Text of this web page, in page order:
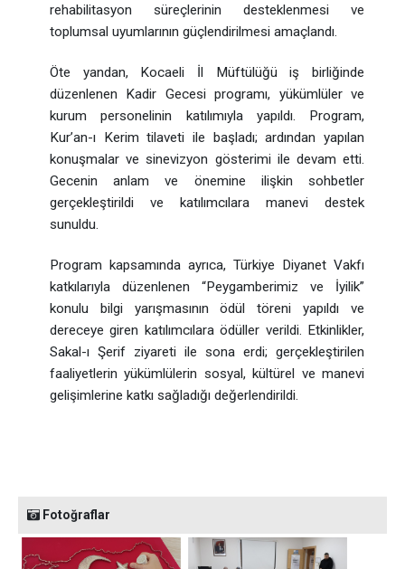
rehabilitasyon süreçlerinin desteklenmesi ve
toplumsal uyumlarının güçlendirilmesi amaçlandı.
Öte yandan, Kocaeli İl Müftülüğü iş birliğinde
düzenlenen Kadir Gecesi programı, yükümlüler ve
kurum personelinin katılımıyla yapıldı. Program,
Kur’an-ı Kerim tilaveti ile başladı; ardından yapılan
konuşmalar ve sinevizyon gösterimi ile devam etti.
Gecenin anlam ve önemine ilişkin sohbetler
gerçekleştirildi ve katılımcılara manevi destek
sunuldu.
Program kapsamında ayrıca, Türkiye Diyanet Vakfı
katkılarıyla düzenlenen “Peygamberimiz ve İyilik”
konulu bilgi yarışmasının ödül töreni yapıldı ve
dereceye giren katılımcılara ödüller verildi. Etkinlikler,
Sakal-ı Şerif ziyareti ile sona erdi; gerçekleştirilen
faaliyetlerin yükümlülerin sosyal, kültürel ve manevi
gelişimlerine katkı sağladığı değerlendirildi.
Fotoğraflar